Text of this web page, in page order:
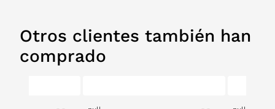
Otros clientes también han
comprado